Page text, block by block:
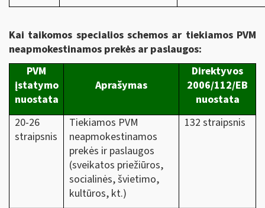
Kai taikomos specialios schemos ar tiekiamos PVM
neapmokestinamos prekės ar paslaugos:
PVM
įstatymo
nuostata
Aprašymas
Direktyvos
2006/112/EB
nuostata
20-26
straipsnis
Tiekiamos PVM
neapmokestinamos
prekės ir paslaugos
(sveikatos priežiūros,
socialinės, švietimo,
kultūros, kt.)
132 straipsnis